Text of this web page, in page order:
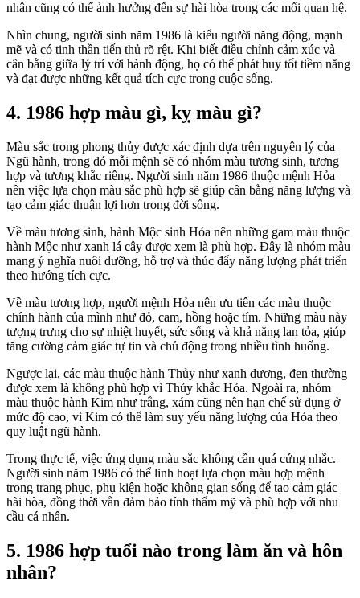
nhân cũng có thể ảnh hưởng đến sự hài hòa trong các mối quan hệ.
Nhìn chung, người sinh năm 1986 là kiểu người năng động, mạnh
mẽ và có tinh thần tiến thủ rõ rệt. Khi biết điều chỉnh cảm xúc và
cân bằng giữa lý trí với hành động, họ có thể phát huy tốt tiềm năng
và đạt được những kết quả tích cực trong cuộc sống.
4. 1986 hợp màu gì, kỵ màu gì?
Màu sắc trong phong thủy được xác định dựa trên nguyên lý của
Ngũ hành, trong đó mỗi mệnh sẽ có nhóm màu tương sinh, tương
hợp và tương khắc riêng. Người sinh năm 1986 thuộc mệnh Hỏa
nên việc lựa chọn màu sắc phù hợp sẽ giúp cân bằng năng lượng và
tạo cảm giác thuận lợi hơn trong đời sống.
Về màu tương sinh, hành Mộc sinh Hỏa nên những gam màu thuộc
hành Mộc như xanh lá cây được xem là phù hợp. Đây là nhóm màu
mang ý nghĩa nuôi dưỡng, hỗ trợ và thúc đẩy năng lượng phát triển
theo hướng tích cực.
Về màu tương hợp, người mệnh Hỏa nên ưu tiên các màu thuộc
chính hành của mình như đỏ, cam, hồng hoặc tím. Những màu này
tượng trưng cho sự nhiệt huyết, sức sống và khả năng lan tỏa, giúp
tăng cường cảm giác tự tin và chủ động trong nhiều tình huống.
Ngược lại, các màu thuộc hành Thủy như xanh dương, đen thường
được xem là không phù hợp vì Thủy khắc Hỏa. Ngoài ra, nhóm
màu thuộc hành Kim như trắng, xám cũng nên hạn chế sử dụng ở
mức độ cao, vì Kim có thể làm suy yếu năng lượng của Hỏa theo
quy luật ngũ hành.
Trong thực tế, việc ứng dụng màu sắc không cần quá cứng nhắc.
Người sinh năm 1986 có thể linh hoạt lựa chọn màu hợp mệnh
trong trang phục, phụ kiện hoặc không gian sống để tạo cảm giác
hài hòa, đồng thời vẫn đảm bảo tính thẩm mỹ và phù hợp với nhu
cầu cá nhân.
5. 1986 hợp tuổi nào trong làm ăn và hôn
nhân?